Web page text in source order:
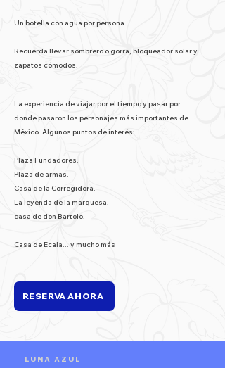
Un botella con agua por persona.
Recuerda llevar sombrero o gorra, bloqueador solar y
zapatos cómodos.
La experiencia de viajar por el tiempo y pasar por
donde pasaron los personajes más importantes de
México. Algunos puntos de interés:
Plaza Fundadores.
Plaza de armas.
Casa de la Corregidora.
La leyenda de la marquesa.
casa de don Bartolo.
Casa de Ecala... y mucho más
RESERVA AHORA
LUNA AZUL